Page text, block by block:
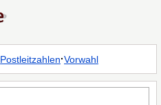
Postleitzahlen·Vorwahl